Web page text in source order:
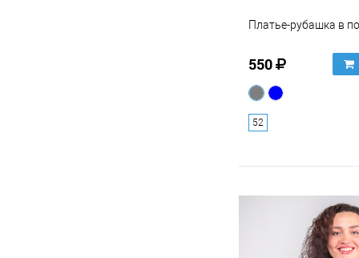
Платье-рубашка в
550
52